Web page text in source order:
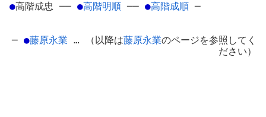
●高階成忠 ── ●高階明順 ── ●高階成順 ─
─ ●藤原永業 … （以降は藤原永業のページを参照してく
ださい）